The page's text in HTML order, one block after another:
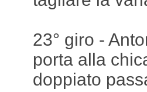
23° giro -
porta alla
doppiato